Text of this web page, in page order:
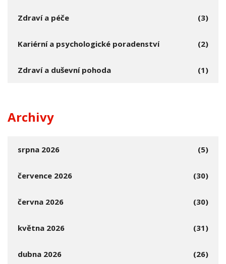
Zdraví a péče (3)
Kariérní a psychologické poradenství (2)
Zdraví a duševní pohoda (1)
Archivy
srpna 2026 (5)
července 2026 (30)
června 2026 (30)
května 2026 (31)
dubna 2026 (26)